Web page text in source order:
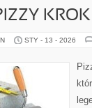
STY - 13 - 2026